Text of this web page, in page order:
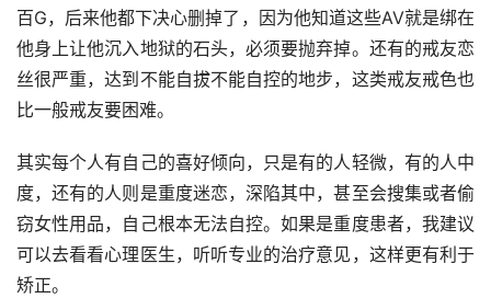
百G，后来他都下决心删掉了，因为他知道这些AV就是绑在
他身上让他沉入地狱的石头，必须要抛弃掉。还有的戒友恋
丝很严重，达到不能自拔不能自控的地步，这类戒友戒色也
比一般戒友要困难。
其实每个人有自己的喜好倾向，只是有的人轻微，有的人中
度，还有的人则是重度迷恋，深陷其中，甚至会搜集或者偷
窃女性用品，自己根本无法自控。如果是重度患者，我建议
可以去看看心理医生，听听专业的治疗意见，这样更有利于
矫正。